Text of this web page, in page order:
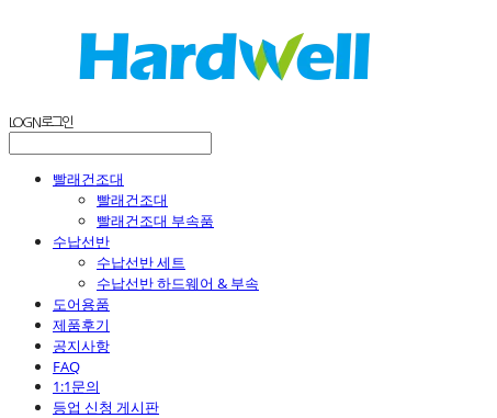
LOG IN로그인
빨래건조대
빨래건조대
빨래건조대 부속품
수납선반
수납선반 세트
수납선반 하드웨어 & 부속
도어용품
제품후기
공지사항
FAQ
1:1문의
등업 신청 게시판